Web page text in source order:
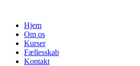
Hjem
Om os
Kurser
Fællesskab
Kontakt